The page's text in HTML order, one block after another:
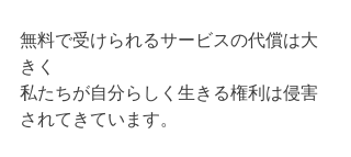
無料で受けられるサービスの代償は大
きく
私たちが自分らしく生きる権利は侵害
されてきています。